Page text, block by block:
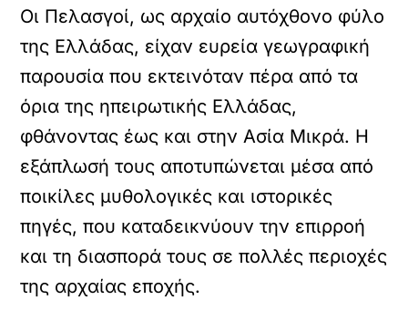
Οι Πελασγοί, ως αρχαίο αυτόχθονο φύλο
της Ελλάδας, είχαν ευρεία γεωγραφική
παρουσία που εκτεινόταν πέρα από τα
όρια της ηπειρωτικής Ελλάδας,
φθάνοντας έως και στην Ασία Μικρά. Η
εξάπλωσή τους αποτυπώνεται μέσα από
ποικίλες μυθολογικές και ιστορικές
πηγές, που καταδεικνύουν την επιρροή
και τη διασπορά τους σε πολλές περιοχές
της αρχαίας εποχής.